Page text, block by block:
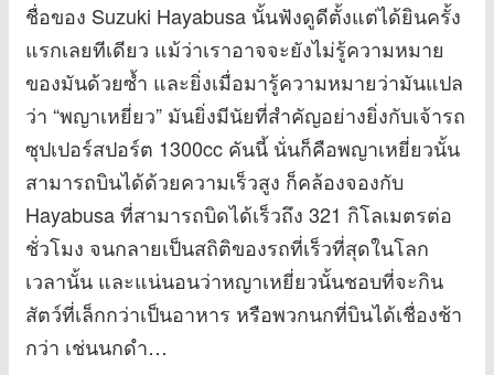
ชื่อของ Suzuki Hayabusa นั้นฟังดูดีตั้งแต่ได้ยินครั้ง
แรกเลยทีเดียว แม้ว่าเราอาจจะยังไม่รู้ความหมาย
ของมันด้วยซ้ำ และยิ่งเมื่อมารู้ความหมายว่ามันแปล
ว่า “พญาเหยี่ยว” มันยิ่งมีนัยที่สำคัญอย่างยิ่งกับเจ้ารถ
ซุปเปอร์สปอร์ต 1300cc คันนี้ นั่นก็คือพญาเหยี่ยวนั้น
สามารถบินได้ด้วยความเร็วสูง ก็คล้องจองกับ
Hayabusa ที่สามารถบิดได้เร็วถึง 321 กิโลเมตรต่อ
ชั่วโมง จนกลายเป็นสถิติของรถที่เร็วที่สุดในโลก
เวลานั้น และแน่นอนว่าหญาเหยี่ยวนั้นชอบที่จะกิน
สัตว์ที่เล็กกว่าเป็นอาหาร หรือพวกนกที่บินได้เชื่องช้า
กว่า เช่นนกดำ…